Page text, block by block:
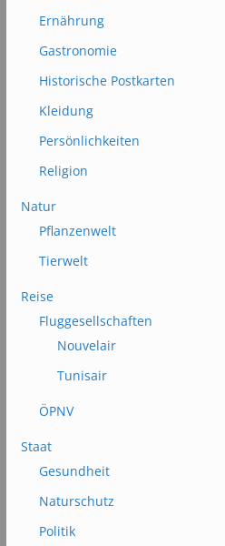
Ernährung
Gastronomie
Historische Postkarten
Kleidung
Persönlichkeiten
Religion
Natur
Pflanzenwelt
Tierwelt
Reise
Fluggesellschaften
Nouvelair
Tunisair
ÖPNV
Staat
Gesundheit
Naturschutz
Politik